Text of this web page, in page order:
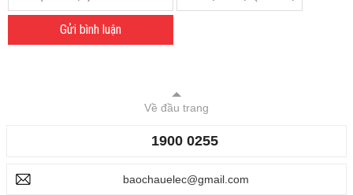
Gửi bình luận
Về đầu trang
1900 0255
baochauelec@gmail.com